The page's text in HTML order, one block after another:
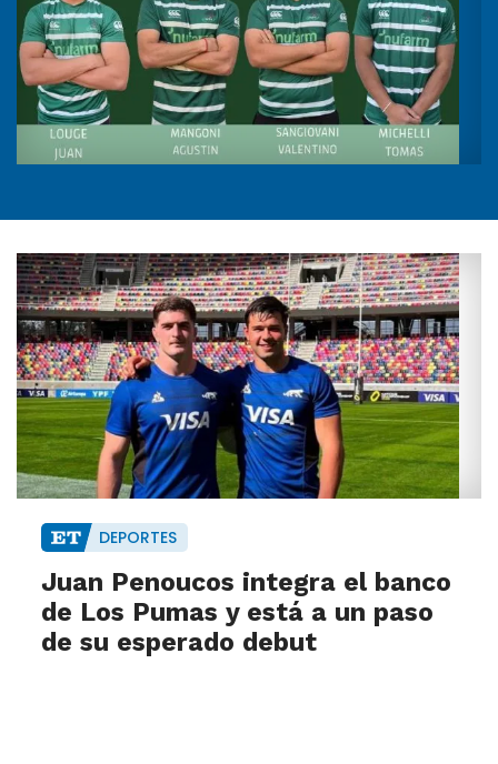
DEPORTES
Juan Penoucos integra el banco
de Los Pumas y está a un paso
de su esperado debut